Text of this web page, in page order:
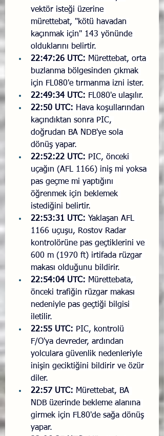
vektör isteği üzerine
mürettebat, "kötü havadan
kaçınmak için" 143 yönünde
olduklarını belirtir.
22:47:26 UTC: Mürettebat, orta
buzlanma bölgesinden çıkmak
için FL080'e tırmanma izni ister.
22:49:34 UTC: FL080'e ulaşılır.
22:50 UTC: Hava koşullarından
kaçındıktan sonra PIC,
doğrudan BA NDB'ye sola
dönüş yapar.
22:52:22 UTC: PIC, önceki
uçağın (AFL 1166) iniş mi yoksa
pas geçme mi yaptığını
öğrenmek için beklemek
istediğini belirtir.
22:53:31 UTC: Yaklaşan AFL
1166 uçuşu, Rostov Radar
kontrolörüne pas geçtiklerini ve
600 m (1970 ft) irtifada rüzgar
makası olduğunu bildirir.
22:54:04 UTC: Mürettebata,
önceki trafiğin rüzgar makası
nedeniyle pas geçtiği bilgisi
iletilir.
22:55 UTC: PIC, kontrolü
F/O'ya devreder, ardından
yolculara güvenlik nedenleriyle
inişin geciktiğini bildirir ve özür
diler.
22:57 UTC: Mürettebat, BA
NDB üzerinde bekleme alanına
girmek için FL80'de sağa dönüş
yapar.